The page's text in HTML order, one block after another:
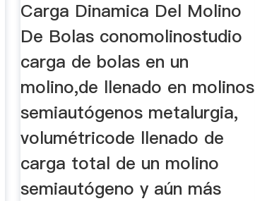
Carga Dinamica Del Molino
De Bolas conomolinostudio
carga de bolas en un
molino,de llenado en molinos
semiautógenos metalurgia,
volumétricode llenado de
carga total de un molino
semiautógeno y aún más